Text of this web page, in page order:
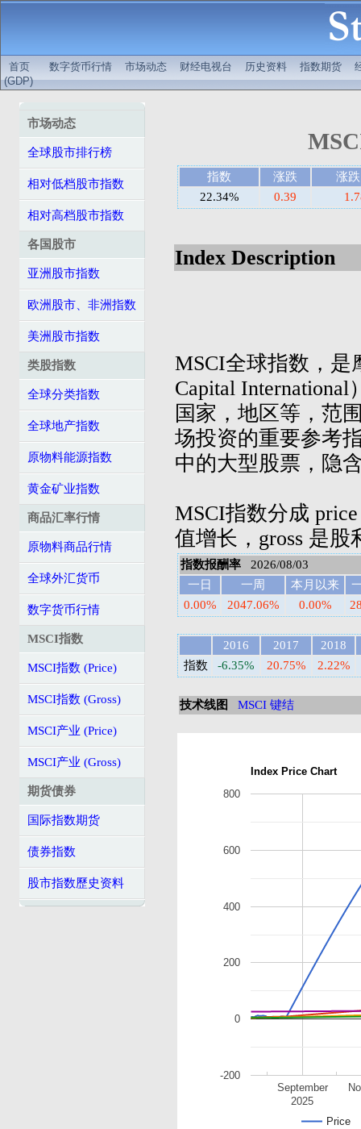
首页 数字货币行情 市场动态 财经电视台 历史资料 指数期货
(GDP)
市场动态
全球股市排行榜
相对低档股市指数
相对高档股市指数
各国股市
亚洲股市指数
欧洲股市、非洲指数
美洲股市指数
类股指数
全球分类指数
全球地产指数
原物料能源指数
黄金矿业指数
商品汇率行情
原物料商品行情
全球外汇货币
数字货币行情
MSCI指数
MSCI指数 (Price)
MSCI指数 (Gross)
MSCI产业 (Price)
MSCI产业 (Gross)
期货债券
国际指数期货
债券指数
股市指数歷史资料
指数 涨跌
涨
22.34%
0.39
Index Description
MSCI全球指数，是
Capital
国家，地区等，范
场投资的重要参考
中的大型股票，隐
MSCI指数分成
值增长，gross 是
指数报酬率 2026/08/03
一日
一周 本月以来
0.00%
2047.06% 0.00%
2016 2017
2018
指数
-6.35% 20.75% 2.22%
技术线图 MSCI 键结
Index Price Chart
Price
September
2025
-200
0
200
400
600
800